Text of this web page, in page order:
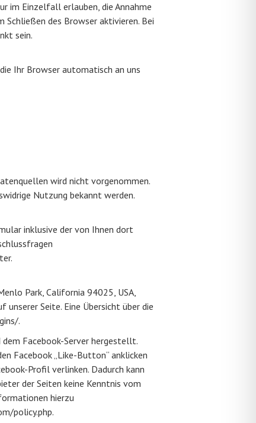
im Einzelfall erlauben, die Annahme
des Browser aktivieren. Bei
sein.
Ihr Browser automatisch an uns
wird nicht vorgenommen.
Nutzung bekannt werden.
inklusive der von Ihnen dort
Park, California 94025, USA,
Seite. Eine Übersicht über die
.
dem Facebook-Server hergestellt.
Facebook „Like-Button“ anklicken
Profil verlinken. Dadurch kann
der Seiten keine Kenntnis vom
hierzu
policy.php.